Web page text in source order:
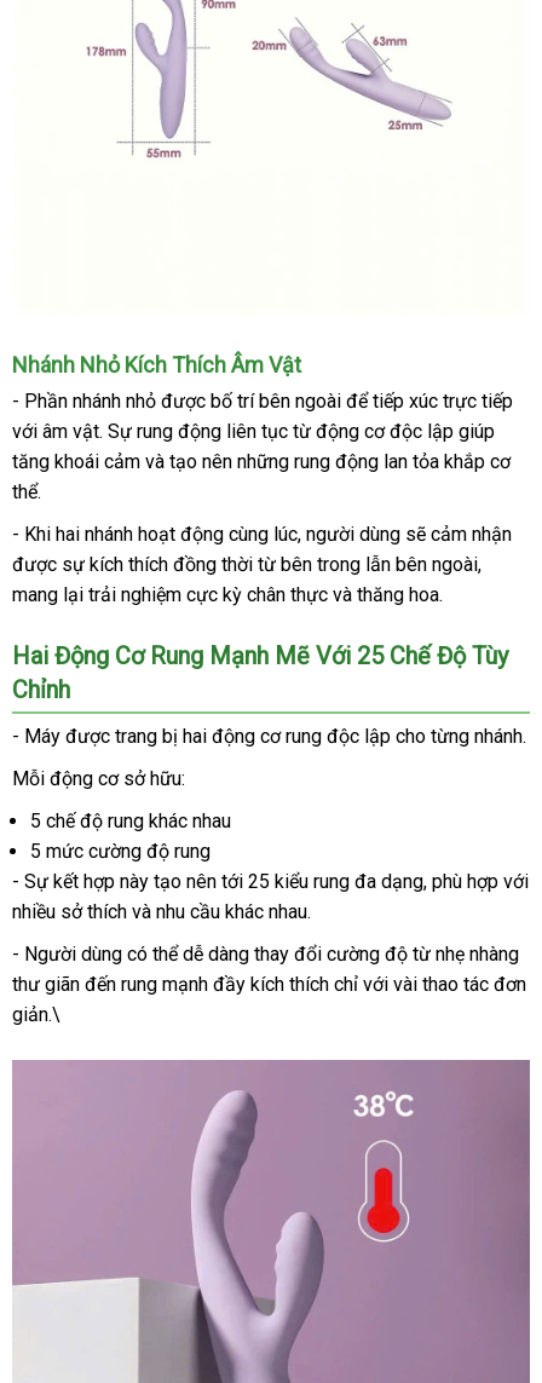
Nhánh Nhỏ Kích Thích Âm Vật
- Phần nhánh nhỏ được bố trí bên ngoài để tiếp xúc trực tiếp
với âm vật. Sự rung động liên tục từ động cơ độc lập giúp
tăng khoái cảm và tạo nên những rung động lan tỏa khắp cơ
thể.
- Khi hai nhánh hoạt động cùng lúc, người dùng sẽ cảm nhận
được sự kích thích đồng thời từ bên trong lẫn bên ngoài,
mang lại trải nghiệm cực kỳ chân thực và thăng hoa.
Hai Động Cơ Rung Mạnh Mẽ Với 25 Chế Độ Tùy
Chỉnh
- Máy được trang bị hai động cơ rung độc lập cho từng nhánh.
Mỗi động cơ sở hữu:
5 chế độ rung khác nhau
5 mức cường độ rung
- Sự kết hợp này tạo nên tới 25 kiểu rung đa dạng, phù hợp với
nhiều sở thích và nhu cầu khác nhau.
- Người dùng có thể dễ dàng thay đổi cường độ từ nhẹ nhàng
thư giãn đến rung mạnh đầy kích thích chỉ với vài thao tác đơn
giản.\